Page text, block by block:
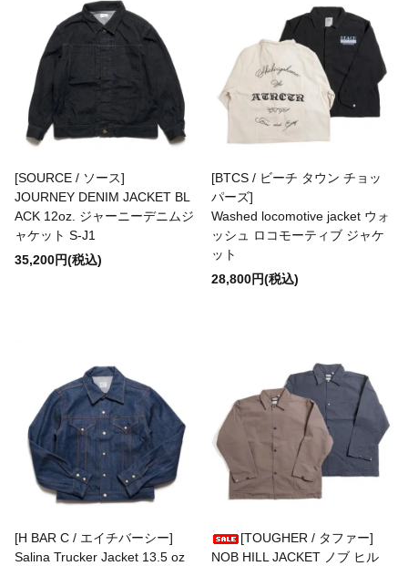
[SOURCE / ソース]
JOURNEY DENIM JACKET BL
ACK 12oz. ジャーニーデニムジ
ャケット S-J1
35,200円(税込)
[BTCS / ビーチ タウン チョッ
パーズ]
Washed locomotive jacket ウォ
ッシュ ロコモーティブ ジャケ
ット
28,800円(税込)
[H BAR C / エイチバーシー]
Salina Trucker Jacket 13.5 oz
[TOUGHER / タファー]
NOB HILL JACKET ノブ ヒル
Bag(バッグ)
Jewelry(ジュエリー)
Watches(腕時計)
Other(その他)
Sale
Used